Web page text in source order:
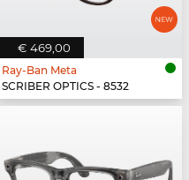
€ 469,00
Ray-Ban Meta
SCRIBER OPTICS - 8532